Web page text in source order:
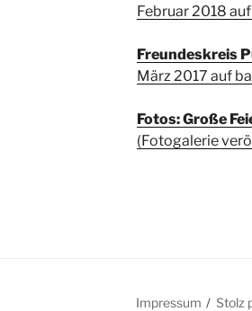
Februar 2018
Freundeskreis
März 2017 auf
Fotos: Große
(Fotogalerie
Impressum Stolz